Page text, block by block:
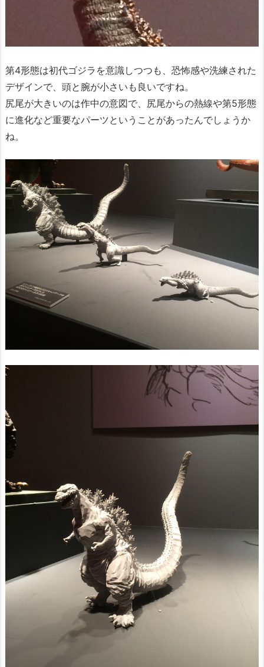
第4形態は初代ゴジラを意識しつつも、恐怖感や洗練された
デザインで、頭と腕が小さいも良いですね。
尻尾が大きいのは作中の意図で、尻尾からの熱線や第5形態
に進化など重要なパーツということがあったんでしょうか
ね。